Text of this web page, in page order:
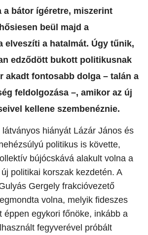
a bátor ígéretre, miszerint
beül majd a
elveszíti a hatalmát. Úgy tűnik,
edződött bukott politikusnak
akadt fontosabb dolga – talán a
feldolgozása –, amikor az új
kellene szembenéznie.
hiányát Lázár János és
politikus is követte,
bújócskává alakult volna a
politikai korszak kezdetén. A
Gergely frakcióvezető
volna, melyik fideszes
éppen egykori főnöke, inkább a
fegyverével próbált